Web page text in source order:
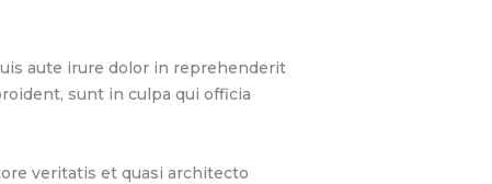
aute irure dolor in reprehenderit
sunt in culpa qui officia
veritatis et quasi architecto